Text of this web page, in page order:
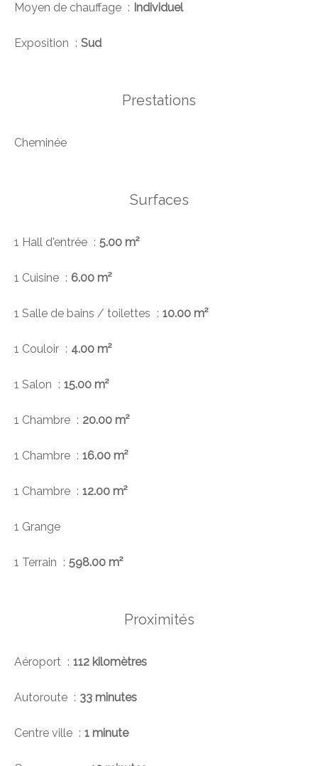
Moyen de chauffage Individuel
Exposition Sud
Prestations
Cheminée
Surfaces
1 Hall d'entrée 5.00 m²
1 Cuisine 6.00 m²
1 Salle de bains / toilettes 10.00 m²
1 Couloir 4.00 m²
1 Salon 15.00 m²
1 Chambre 20.00 m²
1 Chambre 16.00 m²
1 Chambre 12.00 m²
1 Grange
1 Terrain 598.00 m²
Proximités
Aéroport 112 kilomètres
Autoroute 33 minutes
Centre ville 1 minute